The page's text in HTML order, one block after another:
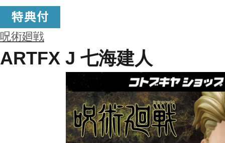
呪術廻戦
ARTFX J 七海建人